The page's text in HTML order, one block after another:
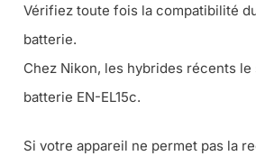
Vérifiez toute fois la compatibilité
batterie.
Chez Nikon, les hybrides récents le
batterie EN-EL15c.
Si votre appareil ne permet pas la